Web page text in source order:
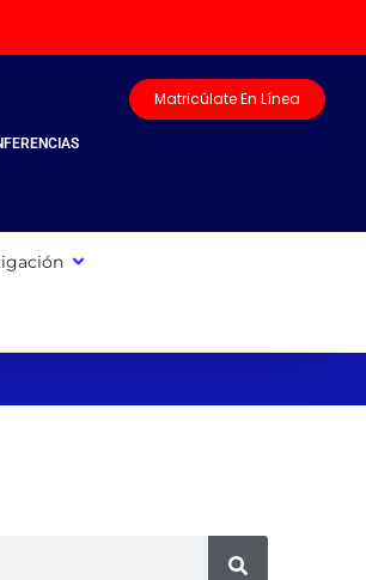
Matricúlate En Línea